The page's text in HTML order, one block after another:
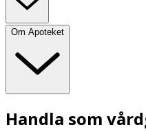
Om Apoteket
Handla som